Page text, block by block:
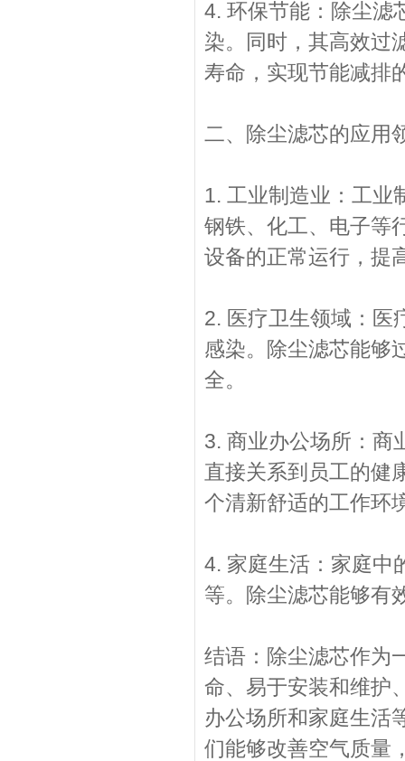
4. 环保节能：除尘滤
染。同时，其高效过
寿命，实现节能减排
二、除尘滤芯的应用
1. 工业制造业：工业
钢铁、化工、电子等
设备的正常运行，提
2. 医疗卫生领域：医
感染。除尘滤芯能够
全。
3. 商业办公场所：商
直接关系到员工的健
个清新舒适的工作环
4. 家庭生活：家庭中
等。除尘滤芯能够有
结语：除尘滤芯作为
命、易于安装和维护
办公场所和家庭生活
们能够改善空气质量